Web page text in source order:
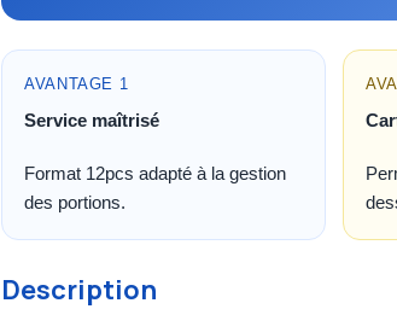
AVANTAGE 1
Service maîtrisé
Format 12pcs adapté à la gestion
des portions.
Description